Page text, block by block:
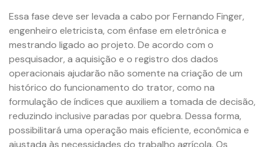
Essa fase deve ser levada a cabo por Fernando Finger,
engenheiro eletricista, com ênfase em eletrônica e
mestrando ligado ao projeto. De acordo com o
pesquisador, a aquisição e o registro dos dados
operacionais ajudarão não somente na criação de um
histórico do funcionamento do trator, como na
formulação de índices que auxiliem a tomada de decisão,
reduzindo inclusive paradas por quebra. Dessa forma,
possibilitará uma operação mais eficiente, econômica e
ajustada às necessidades do trabalho agrícola. Os